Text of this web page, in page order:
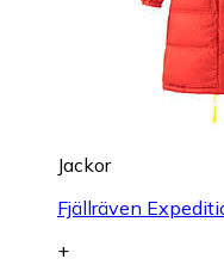
Jackor
Fjällräven
+